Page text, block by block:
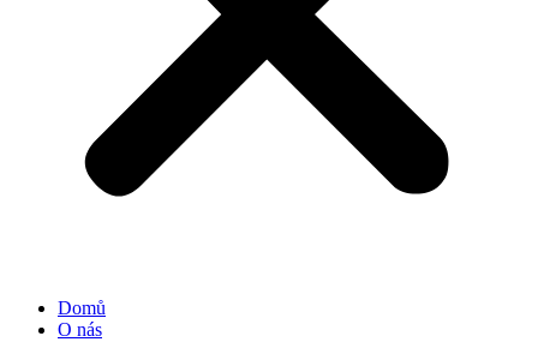
Domů
O nás